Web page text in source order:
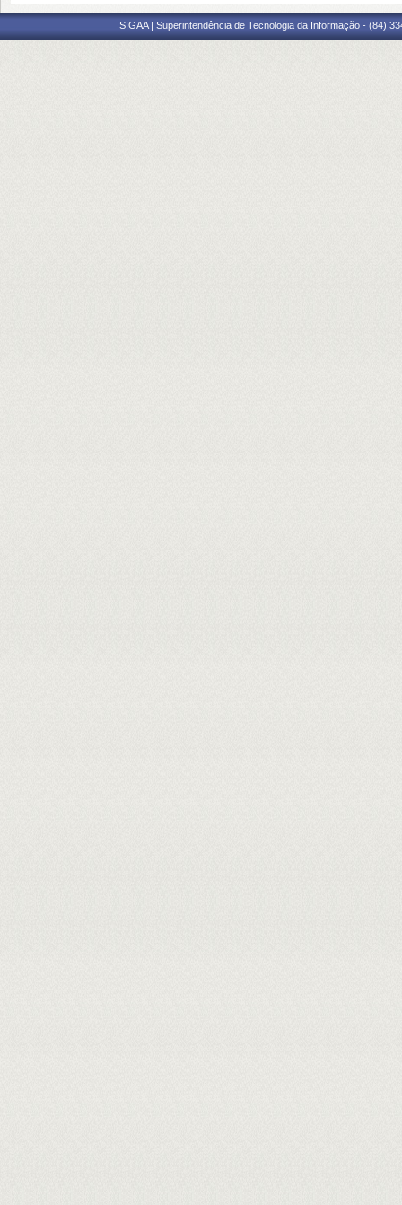
SIGAA | Superintendência de Tecnologia da Informação - (84)